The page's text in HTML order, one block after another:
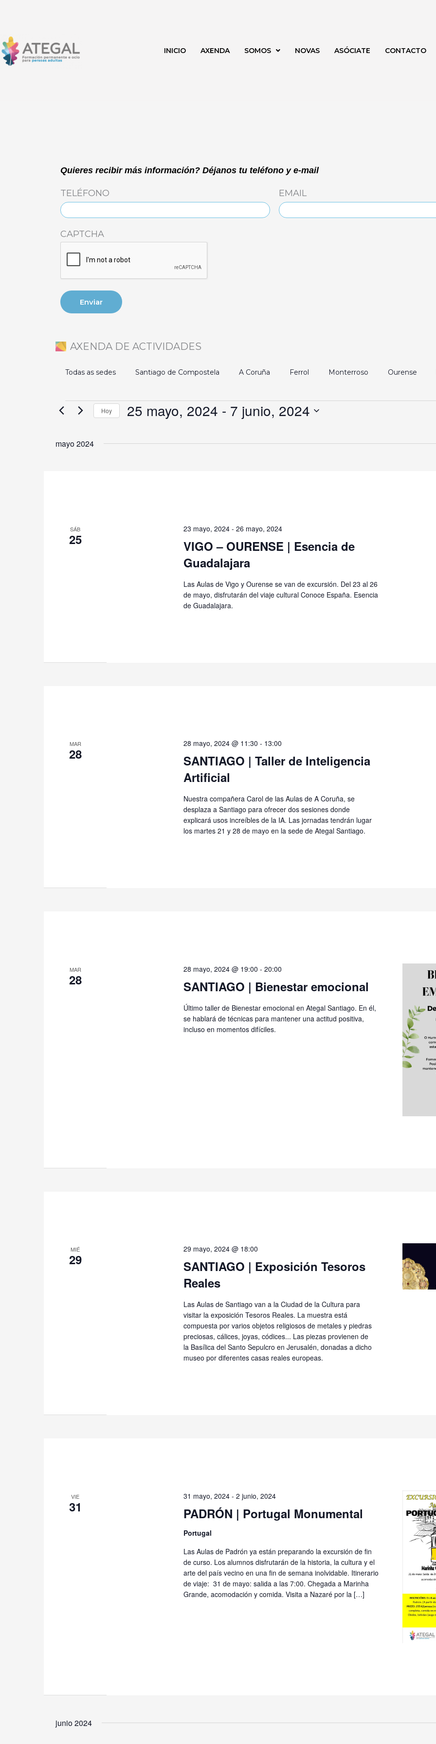
contenido
INICIO AXENDA SOMOS NOVAS ASÓCIATE CONTACTO
Quieres recibir más información? Déjanos tu teléfono y e-mail
TELÉFONO EMAIL
CAPTCHA
AXENDA DE ACTIVIDADES
Todas as sedes Santiago de Compostela A Coruña Ferrol Monterroso Ourense
Eventos Hoy 25 mayo, 2024 - 7 junio, 2024
la
mayo 2024
SÁB
25
VIGO – OURENSE | Esencia de
Guadalajara
23 mayo, 2024- 26 mayo, 2024
Las Aulas de Vigo y Ourense se van de excursión. Del 23 al 26
de mayo, disfrutarán del viaje cultural Conoce España. Esencia
de Guadalajara.
MAR
28
SANTIAGO | Taller de Inteligencia
Artificial
28 mayo, 2024 @ 11:30 - 13:00
Nuestra compañera Carol de las Aulas de A Coruña, se
desplaza a Santiago para ofrecer dos sesiones donde
explicará usos increíbles de la IA. Las jornadas tendrán lugar
los martes 21 y 28 de mayo en la sede de Ategal Santiago.
MAR
28 SANTIAGO | Bienestar emocional
28 mayo, 2024 @ 19:00 - 20:00
Último taller de Bienestar emocional en Ategal Santiago. En él,
se hablará de técnicas para mantener una actitud positiva,
incluso en momentos difíciles.
MIÉ
29
SANTIAGO | Exposición Tesoros
Reales
29 mayo, 2024 @ 18:00
Las Aulas de Santiago van a la Ciudad de la Cultura para
visitar la exposición Tesoros Reales. La muestra está
compuesta por varios objetos religiosos de metales y piedras
preciosas, cálices, joyas, códices... Las piezas provienen de
la Basílica del Santo Sepulcro en Jerusalén, donadas a dicho
museo por diferentes casas reales europeas.
VIE
31 PADRÓN | Portugal Monumental
31 mayo, 2024- 2 junio, 2024
Portugal
Las Aulas de Padrón ya están preparando la excursión de fin
de curso. Los alumnos disfrutarán de la historia, la cultura y el
arte del país vecino en una fin de semana inolvidable. Itinerario
de viaje: 31 de mayo: salida a las 7:00. Chegada a Marinha
Grande, acomodación y comida. Visita a Nazaré por la […]
junio 2024